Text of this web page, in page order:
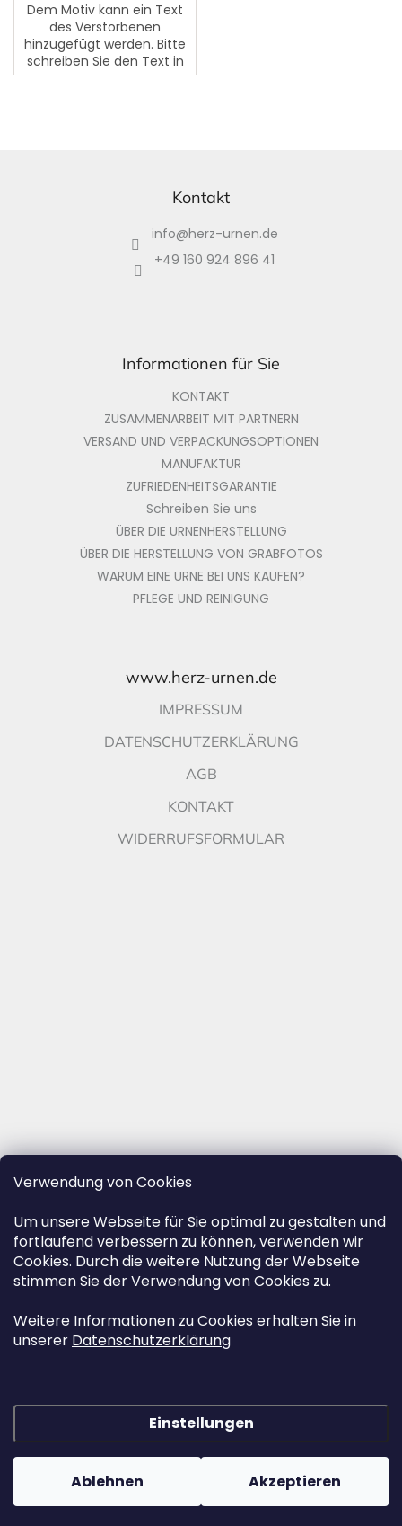
Verwendung von Cookies
Um unsere Webseite für Sie optimal zu gestalten und
fortlaufend verbessern zu können, verwenden wir
Cookies. Durch die weitere Nutzung der Webseite
stimmen Sie der Verwendung von Cookies zu.
Weitere Informationen zu Cookies erhalten Sie in
unserer Datenschutzerklärung
Einstellungen
Ablehnen Akzeptieren
Dem Motiv kann ein Text
des Verstorbenen
hinzugefügt werden. Bitte
schreiben Sie den Text in
das markierte Feld
Kontakt
info@herz-urnen.de
+49 160 924 896 41
Informationen für Sie
KONTAKT
ZUSAMMENARBEIT MIT PARTNERN
VERSAND UND VERPACKUNGSOPTIONEN
MANUFAKTUR
ZUFRIEDENHEITSGARANTIE
Schreiben Sie uns
ÜBER DIE URNENHERSTELLUNG
ÜBER DIE HERSTELLUNG VON GRABFOTOS
WARUM EINE URNE BEI UNS KAUFEN?
PFLEGE UND REINIGUNG
www.herz-urnen.de
IMPRESSUM
DATENSCHUTZERKLÄRUNG
AGB
KONTAKT
WIDERRUFSFORMULAR
Erstellt von Shoptet &
Copyright 2026www.herz-urnen.de . Alle Rechte vorbehalten.